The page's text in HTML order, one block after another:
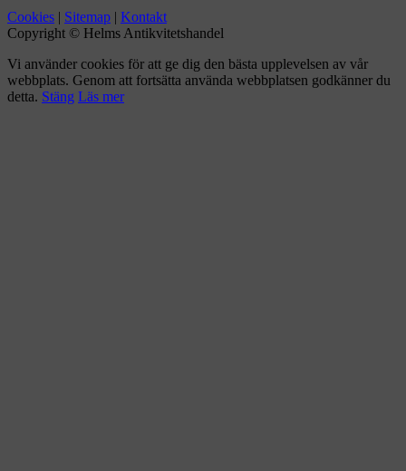
Cookies | Sitemap | Kontakt
Copyright © Helms Antikvitetshandel
Vi använder cookies för att ge dig den bästa upplevelsen av vår
webbplats. Genom att fortsätta använda webbplatsen godkänner du
detta. Stäng Läs mer